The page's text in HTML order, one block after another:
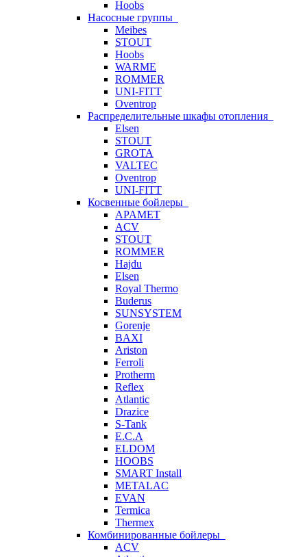
Hoobs
Насосные группы
Meibes
STOUT
Hoobs
WARME
ROMMER
UNI-FITT
Oventrop
Распределительные шкафы отопления
Elsen
STOUT
GROTA
VALTEC
Oventrop
UNI-FITT
Косвенные бойлеры
APAMET
ACV
STOUT
ROMMER
Hajdu
Elsen
Royal Thermo
Buderus
SUNSYSTEM
Gorenje
BAXI
Ariston
Ferroli
Protherm
Reflex
Atlantic
Drazice
S-Tank
E.C.A
ELDOM
HOOBS
SMART Install
METALAC
EVAN
Termica
Thermex
Комбинированные бойлеры
ACV